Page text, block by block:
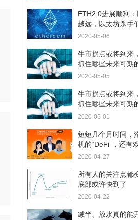
ETH2.0进展顺利
越远，以太坊杀手
2020-05-06
牛市拐点或将到来
抓住哪些未来可期
2020-05-05
牛市拐点或将到来
抓住哪些未来可期
2020-05-01
短短几个月时间，
机的“DeFi”，还有
2020-04-27
所有人的关注点都
底部或许快到了
2020-04-22
减半、放水真的能